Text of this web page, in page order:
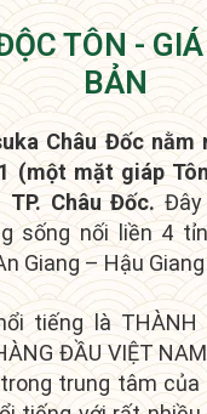
TÔN -
BẢN
Châu Đốc nằm
(một mặt giáp
TP. Châu Đốc.
sống nối liền 4
Giang – Hậu
tiếng là THÀNH
ĐẦU VIỆT
trung tâm của